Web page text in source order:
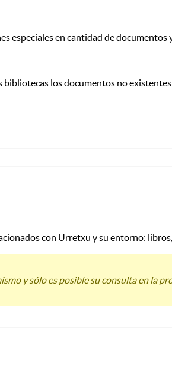
especiales en cantidad de documentos
bibliotecas los documentos no
con Urretxu y su entorno:
y sólo es posible su consulta en la